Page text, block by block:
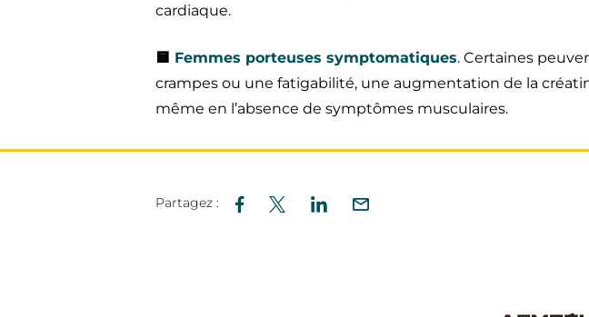
cardiaque.
🟨 Femmes porteuses symptomatiques. Certaines
crampes ou une fatigabilité, une augmentation de la
même en l’absence de symptômes musculaires.
Partagez :